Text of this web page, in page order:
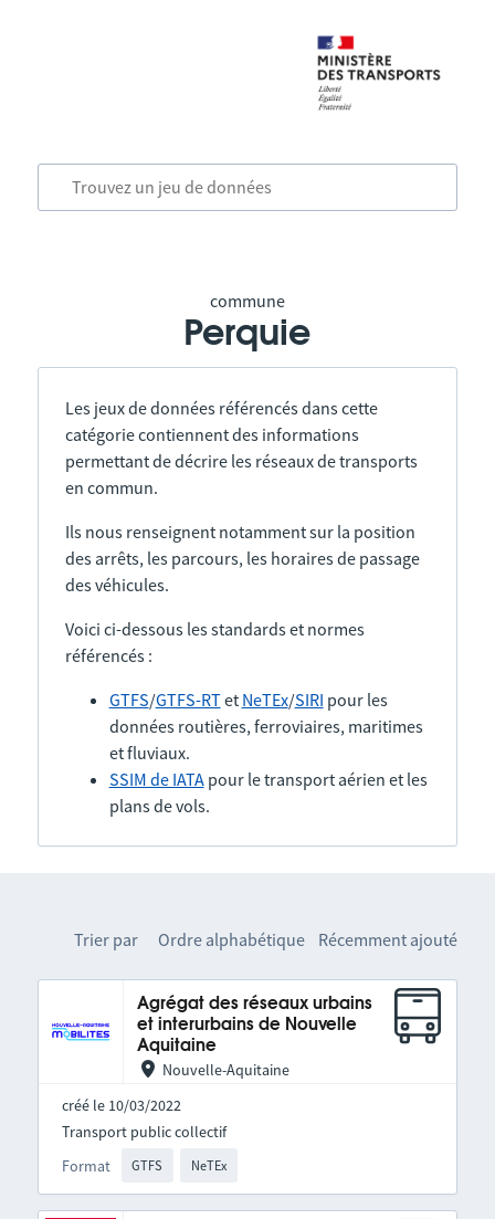
commune
Perquie
Les jeux de données référencés dans cette
catégorie contiennent des informations
permettant de décrire les réseaux de transports
en commun.
Ils nous renseignent notamment sur la position
des arrêts, les parcours, les horaires de passage
des véhicules.
Voici ci-dessous les standards et normes
référencés :
GTFS/GTFS-RTet NeTEx/SIRI pour les
données routières, ferroviaires, maritimes
et fluviaux.
SSIM de IATApour le transport aérien et les
plans de vols.
Trier par Ordre alphabétique Récemment ajouté
Agrégat des réseaux urbains
et interurbains de Nouvelle
Aquitaine
Nouvelle-Aquitaine
créé le 10/03/2022
Format GTFS NeTEx
Transport public collectif